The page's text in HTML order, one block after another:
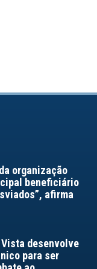
organização
beneficiário
afirma
Vista desenvolve
para ser